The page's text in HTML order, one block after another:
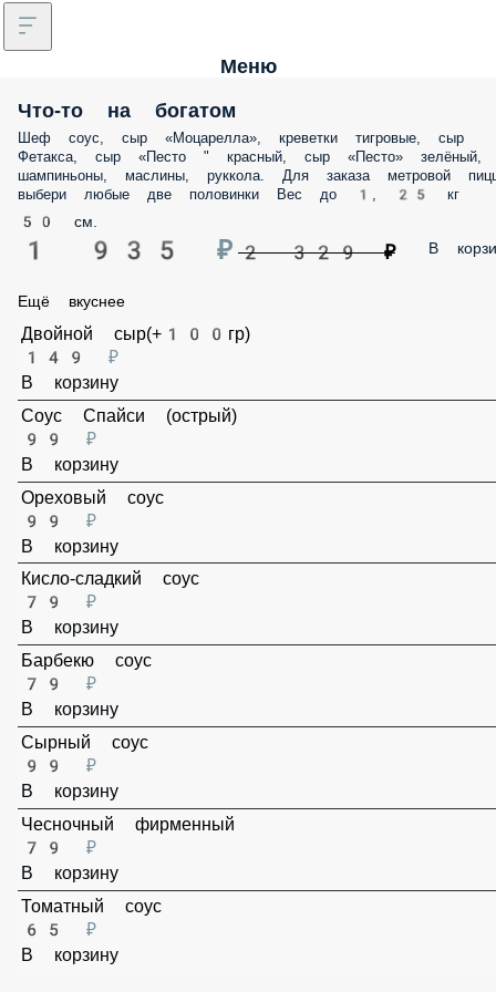
Меню
Что-то на богатом
Шеф соус, сыр «Моцарелла», креветки тигровые, сыр Фетакса, сыр
«Песто " красный, сыр «Песто» зелёный, шампиньоны, маслины,
руккола. Для заказа метровой пиццы выбери любые две половинки
Вес до 1, 25 кг
50 см.
1 935 ₽ 2 329 ₽ В
Ещё вкуснее
Двойной сыр(+100гр)
149 ₽
В корзину
Соус Спайси (острый)
99 ₽
В корзину
99 ₽
В корзину
Кисло-сладкий соус
79 ₽
В корзину
Барбекю соус
79 ₽
В корзину
Сырный соус
99 ₽
В корзину
Чесночный фирменный
79 ₽
В корзину